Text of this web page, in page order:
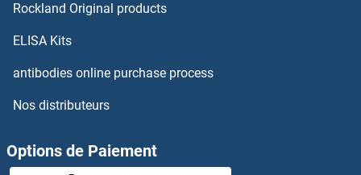
SYT9 Anticorps
SYTL1 Anticorps
SYTL2 Anticorps
Rockland Original products
ELISA Kits
antibodies online purchase process
Nos distributeurs
Options de Paiement